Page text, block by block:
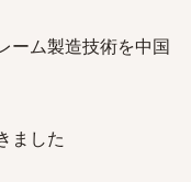
ーム製造技術を中国
ました